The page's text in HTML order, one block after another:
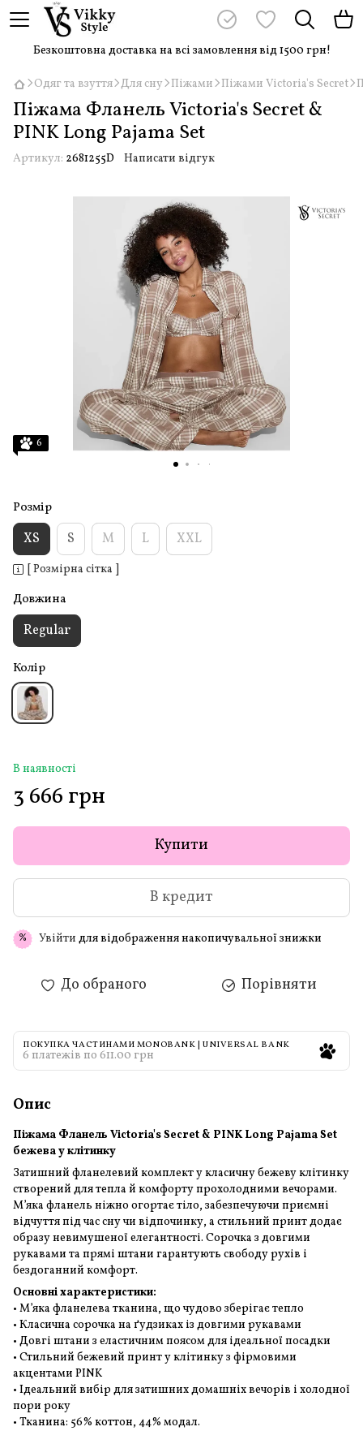
Безкоштовна доставка на всі замовлення від 1500 грн!
Одяг та взуття Для сну Піжами Піжами Victoria's Secret
Піжама Фланель Victoria's Secret &
PINK Long Pajama Set
Артикул: 2681255D Написати відгук
6
Розмір
XS S M L XXL
[ Розмірна сітка ]
Довжина
Regular
Колір
В наявності
3 666 грн
Купити
В кредит
% Увійти для відображення накопичувальної знижки
До обраного Порівняти
ПОКУПКА ЧАСТИНАМИ MONOBANK | UNIVERSAL BANK
6 платежів по 611.00 грн
Опис
Піжама Фланель Victoria's Secret & PINK Long Pajama Set
бежева у клітинку
Затишний фланелевий комплект у класичну бежеву клітинку
створений для тепла й комфорту прохолодними вечорами.
М’яка фланель ніжно огортає тіло, забезпечуючи приємні
відчуття під час сну чи відпочинку, а стильний принт додає
образу невимушеної елегантності. Сорочка з довгими
рукавами та прямі штани гарантують свободу рухів і
бездоганний комфорт.
Основні характеристики:
• М’яка фланелева тканина, що чудово зберігає тепло
• Класична сорочка на ґудзиках із довгими рукавами
• Довгі штани з еластичним поясом для ідеальної посадки
• Стильний бежевий принт у клітинку з фірмовими
акцентами PINK
• Ідеальний вибір для затишних домашніх вечорів і холодної
пори року
• Тканина: 56% коттон, 44% модал.